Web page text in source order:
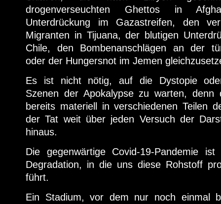
drogenverseuchten Ghettos in
Unterdrückung im Gazastreifen, den
Migranten in Tijuana, der blutigen
Chile, den Bombenanschlägen an der
oder der Hungersnot im Jemen
Es ist nicht nötig, auf die Dystopie
Szenen der Apokalypse zu warten, denn
bereits materiell in verschiedenen Teilen
der Tat weit über jeden Versuch der
hinaus.
Die gegenwärtige Covid-19-Pandemie
Degradation, in die uns diese Rohstoff
führt.
Ein Stadium, vor dem nur noch einmal